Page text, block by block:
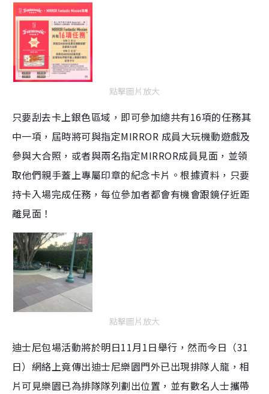
點擊圖片放大
只要刮去卡上銀色區域，即可參加總共有16項的任務其
中一項，屆時將可與指定MIRROR 成員大玩機動遊戲及
參與大合照，或者與兩名指定MIRROR成員見面，並領
取他們親手蓋上專屬印章的紀念卡片。根據資料，只要
持卡入場完成任務，每位參加者都會有機會跟鏡仔近距
離見面！
點擊圖片放大
迪士尼包場活動將於明日11月1日舉行，然而今日（31
日）網絡上竟傳出迪士尼樂園門外已出現排隊人龍，相
片可見樂園已為排隊隊列劃出位置，並有數名人士攜帶